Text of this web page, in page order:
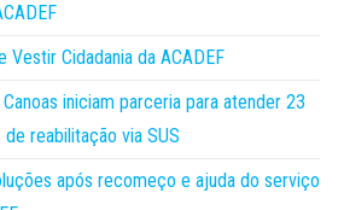
Vestir Cidadania da ACADEF
iniciam parceria para atender 23
reabilitação via SUS
após recomeço e ajuda do serviço